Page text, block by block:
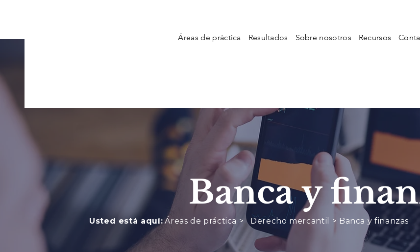
Áreas de práctica Resultados Sobre nosotros Recursos
Banca y
Usted está aquí: Áreas de práctica > Derecho mercantil > Banca y finanzas